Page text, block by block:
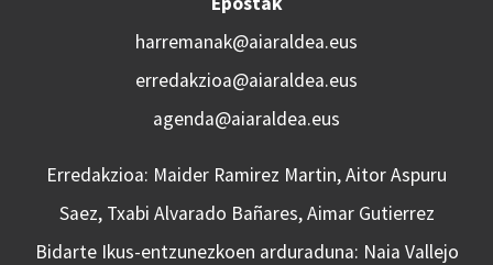
harremanak@aiaraldea.eus
erredakzioa@aiaraldea.eus
agenda@aiaraldea.eus
Erredakzioa: Maider Ramirez Martin, Aitor Aspuru
Saez, Txabi Alvarado Bañares, Aimar Gutierrez
Bidarte Ikus-entzunezkoen arduraduna: Naia Vallejo